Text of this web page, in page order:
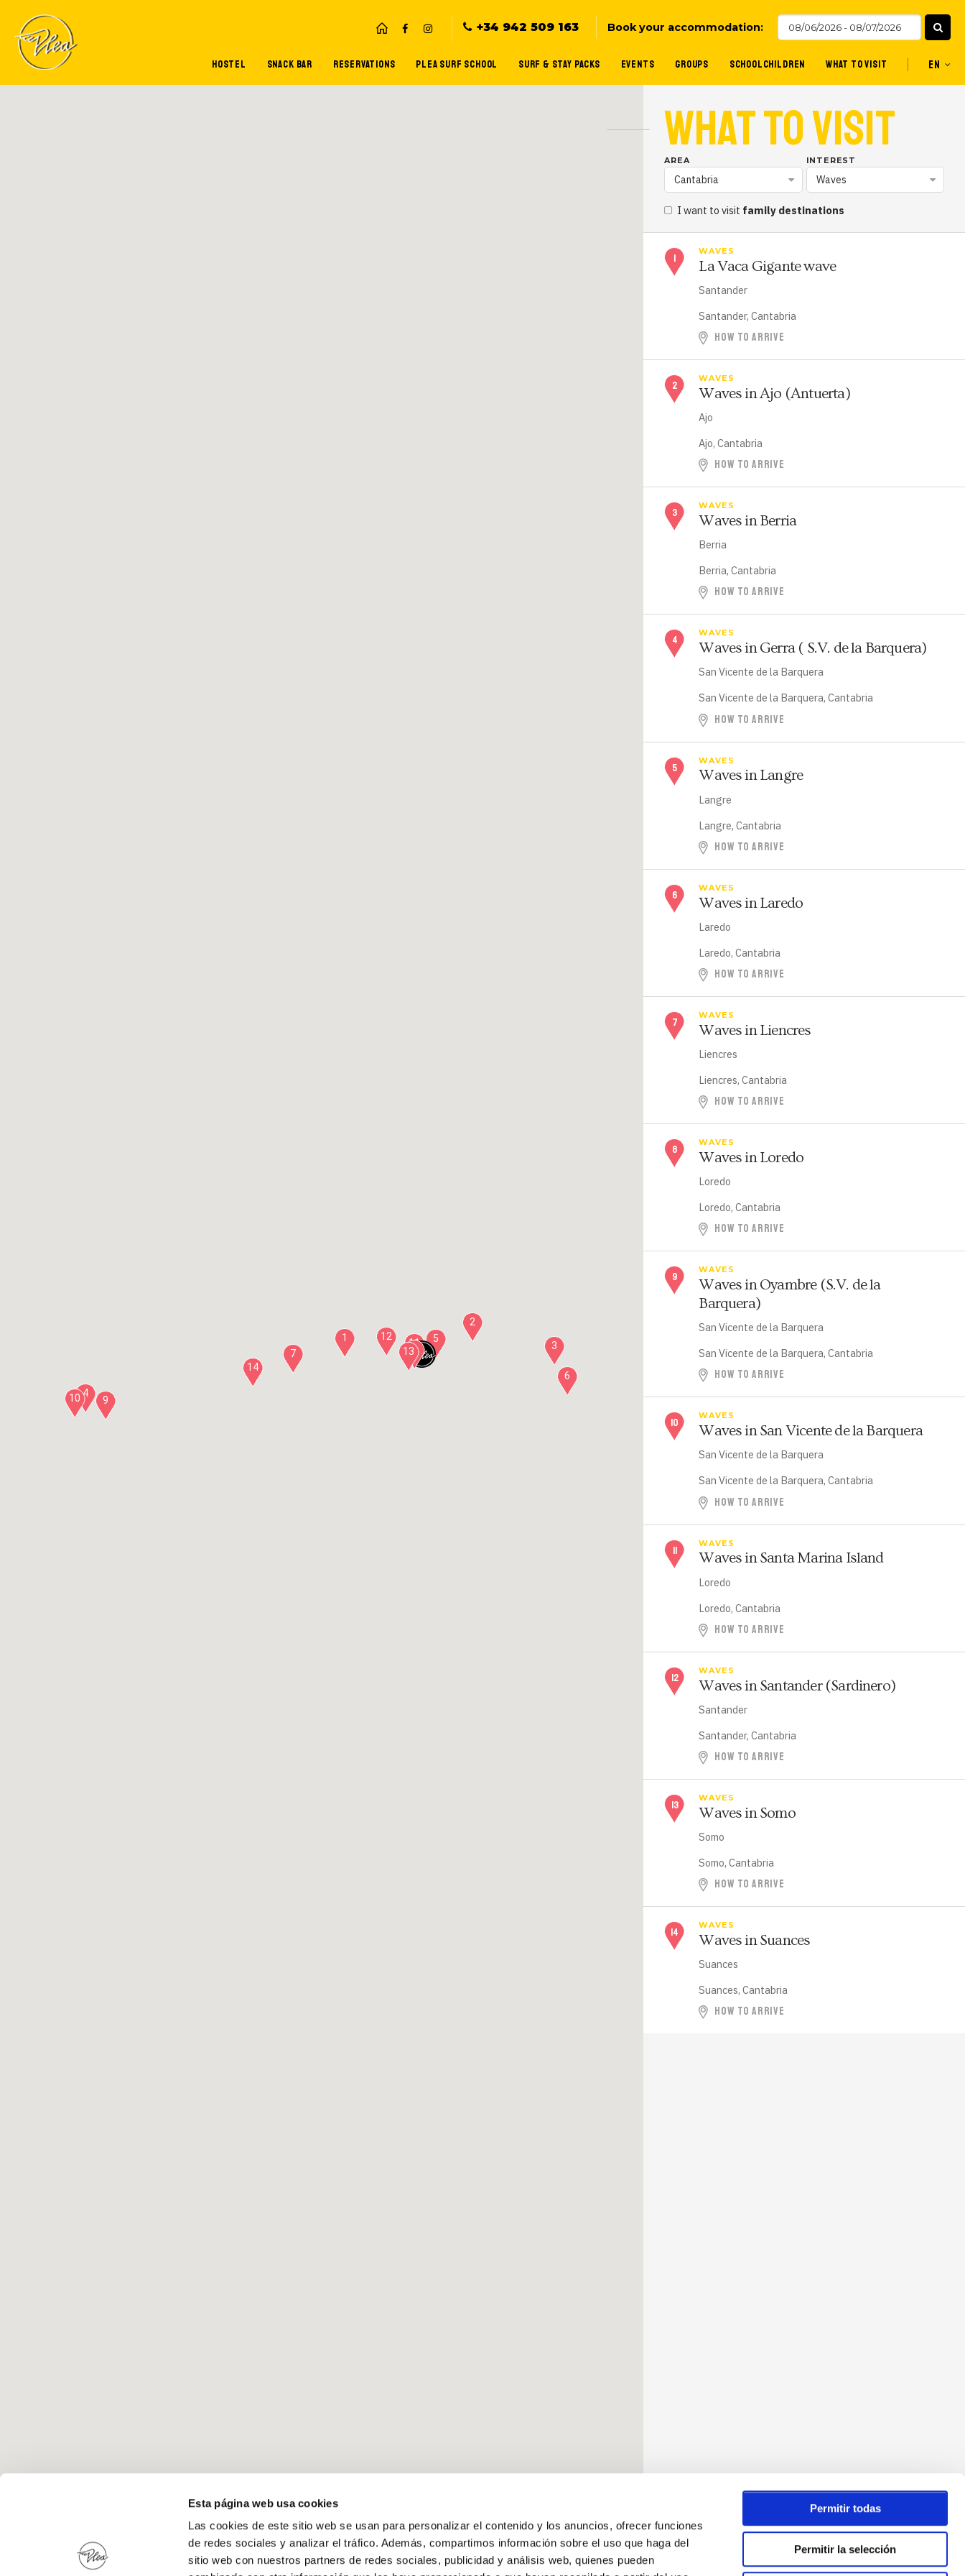
Esta página web usa cookies
Las cookies de este sitio web se usan para personalizar el contenido y los anuncios, ofrecer funciones
de redes sociales y analizar el tráfico. Además, compartimos información sobre el uso que haga del
sitio web con nuestros partners de redes sociales, publicidad y análisis web, quienes pueden
Permitir todas
Permitir la selección
+34 942 509 163 Book your accommodation:
HOSTEL SNACK BAR RESERVATIONS PLEA SURF SCHOOL SURF & STAY PACKS EVENTS GROUPS SCHOOLCHILDREN WHAT TO VISIT EN
1
2
3
4
5
6
7 8
9
10
11
12
13
14
WHAT TO VISIT
AREA
Cantabria
INTEREST
Waves
I want to visit family destinations
WAVES
La Vaca Gigante wave
Santander
Santander, Cantabria
HOW TO ARRIVE
WAVES
Waves in Ajo (Antuerta)
Ajo
Ajo, Cantabria
HOW TO ARRIVE
WAVES
Waves in Berria
Berria
Berria, Cantabria
HOW TO ARRIVE
WAVES
Waves in Gerra ( S.V. de la Barquera)
San Vicente de la Barquera
San Vicente de la Barquera, Cantabria
HOW TO ARRIVE
WAVES
Waves in Langre
Langre
Langre, Cantabria
HOW TO ARRIVE
WAVES
Waves in Laredo
Laredo
Laredo, Cantabria
HOW TO ARRIVE
WAVES
Waves in Liencres
Liencres
Liencres, Cantabria
HOW TO ARRIVE
WAVES
Waves in Loredo
Loredo
Loredo, Cantabria
HOW TO ARRIVE
WAVES
Waves in Oyambre (S.V. de la
Barquera)
San Vicente de la Barquera
San Vicente de la Barquera, Cantabria
HOW TO ARRIVE
WAVES
Waves in San Vicente de la Barquera
San Vicente de la Barquera
San Vicente de la Barquera, Cantabria
HOW TO ARRIVE
WAVES
Waves in Santa Marina Island
Loredo
Loredo, Cantabria
HOW TO ARRIVE
WAVES
Waves in Santander (Sardinero)
Santander
Santander, Cantabria
HOW TO ARRIVE
WAVES
Waves in Somo
Somo
Somo, Cantabria
HOW TO ARRIVE
WAVES
Waves in Suances
Suances
Suances, Cantabria
HOW TO ARRIVE